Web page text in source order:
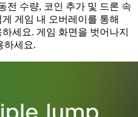
전 수량, 코인 추가 및 드론 속
게임 내 오버레이를 통해
세요. 게임 화면을 벗어나지
하세요.